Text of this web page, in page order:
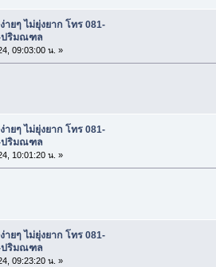
ยๆ ไม่ยุ่งยาก โทร 081-
-ปริมณฑล
09:03:00 น. »
ยๆ ไม่ยุ่งยาก โทร 081-
-ปริมณฑล
10:01:20 น. »
ยๆ ไม่ยุ่งยาก โทร 081-
-ปริมณฑล
09:23:20 น. »